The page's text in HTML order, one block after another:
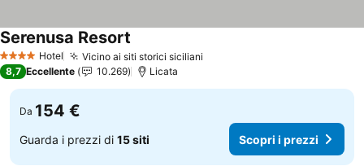
4 Stelle Hotel Vicino ai siti storici siciliani
Serenusa Resort
8,7 Eccellente 10.269 Licata
Da 154 €
Guarda i prezzi di 15 siti Scopri i prezzi